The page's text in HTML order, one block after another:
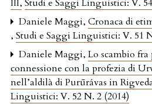
III, Studi e Saggi Linguistici: V.
Daniele Maggi, Cronaca di
, Studi e Saggi Linguistici: V. 51
Daniele Maggi, Lo scambio
connessione con la profezia di
nell’aldilà di Purūrávas in
Linguistici: V. 52 N. 2 (2014)